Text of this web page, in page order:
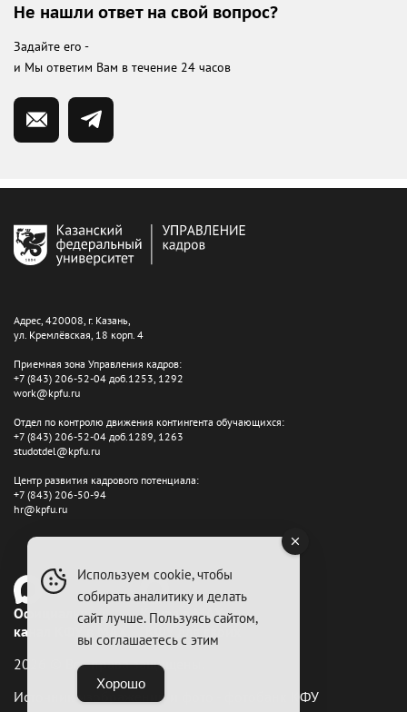
Не нашли ответ на свой вопрос?
Задайте его -
и Мы ответим Вам в течение 24 часов
Адрес, 420008, г. Казань,
ул. Кремлёвская, 18 корп. 4
Приемная зона Управления кадров:
+7 (843) 206-52-04 доб.1253, 1292
work@kpfu.ru
Отдел по контролю движения контингента обучающихся:
+7 (843) 206-52-04 доб.1289, 1263
studotdel@kpfu.ru
Центр развития кадрового потенциала:
+7 (843) 206-50-94
hr@kpfu.ru
Официальный
канал КФУ в MAX
Канал в MAX
"КФУ для своих"
2026 © Все права защищены.
Источник изображений и фото - фотобанк КФУ
Используем cookie, чтобы
собирать аналитику и делать
сайт лучше. Пользуясь сайтом,
вы соглашаетесь с этим
Хорошо